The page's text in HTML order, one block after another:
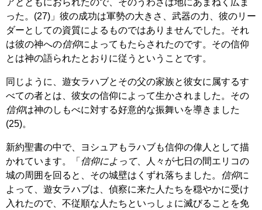
った。(27)」彼の成功は軍勢の大きさ、武器の力、彼のリー
ダーとしての資質によるものではありませんでした。それ
は彼の神への信仰によってもたらされたのです。その信仰
とは神の語られたとおりに従うということです。
同じように、遊女ラハブとその父の家族と彼女に属するす
べての者とは、彼女の信仰によって生かされました。その
信仰は神のしもべに対する好意的な振舞いを導きました
(25)。
新約聖書の中で、ヨシュアもラハブも信仰の偉人として描
かれています。「 信仰によって、人々が七日の間エリコの
城の周囲を回ると、その城壁はくずれ落ちました。 信仰に
よって、遊女ラハブは、偵察に来た人たちを穏やかに受け
入れたので、不従順な人たちといっしょに滅びることを免